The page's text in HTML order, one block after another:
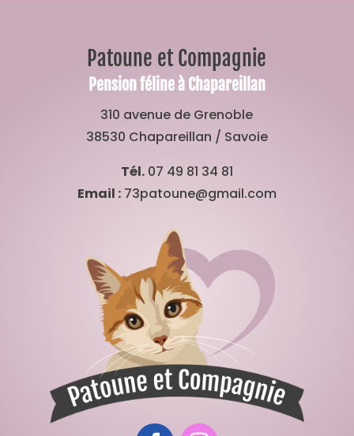
Patoune et Compagnie
Pension féline à Chapareillan
310 avenue de Grenoble
38530 Chapareillan / Savoie
Tél.07 49 81 34 81
Email :73patoune@gmail.com